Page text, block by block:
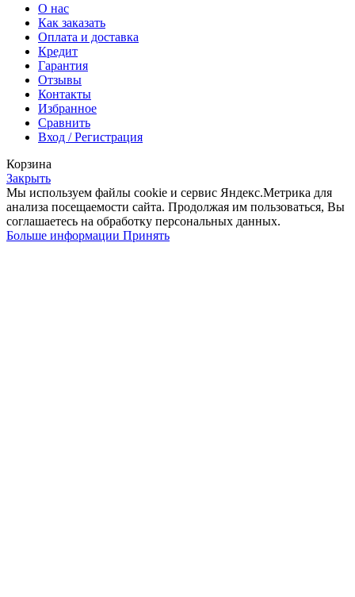
О нас
Как заказать
Оплата и доставка
Кредит
Гарантия
Отзывы
Контакты
Избранное
Сравнить
Вход / Регистрация
Корзина
Закрыть
Мы используем файлы cookie и сервис Яндекс.Метрика для
анализа посещаемости сайта. Продолжая им пользоваться, Вы
соглашаетесь на обработку персональных данных.
Больше информации Больше
Принять